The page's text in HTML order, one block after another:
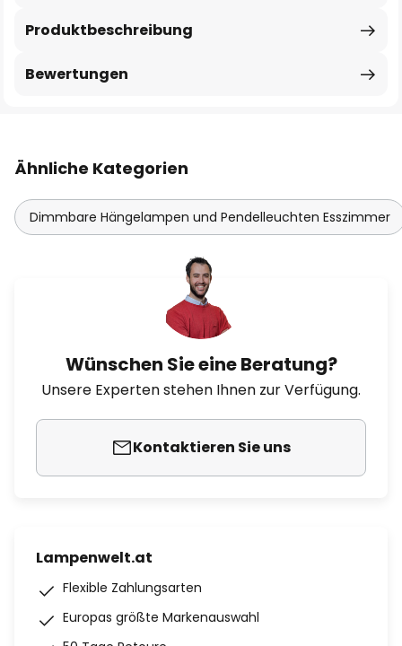
Produktbeschreibung
Bewertungen
Ähnliche Kategorien
Dimmbare Hängelampen und Pendelleuchten Esszimmer
Wünschen Sie eine Beratung?
Unsere Experten stehen Ihnen zur Verfügung.
Kontaktieren Sie uns
Lampenwelt.at
Flexible Zahlungsarten
Europas größte Markenauswahl